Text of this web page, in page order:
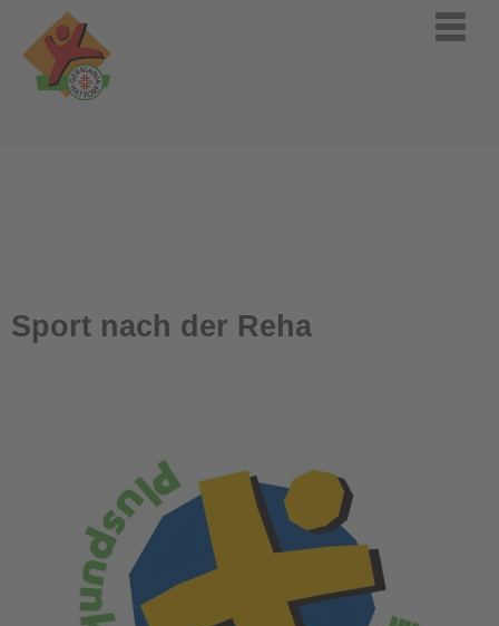
Sport nach der Reha